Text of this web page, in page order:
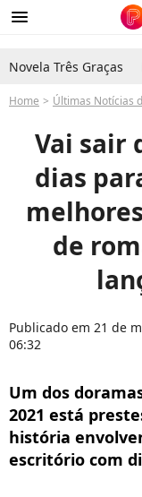
menu
Novela Três Graças
Home Últimas Notícias
Vai sair
dias
de
Publicado em 21 de
06:32
Um dos
2021 está
história
escritório com